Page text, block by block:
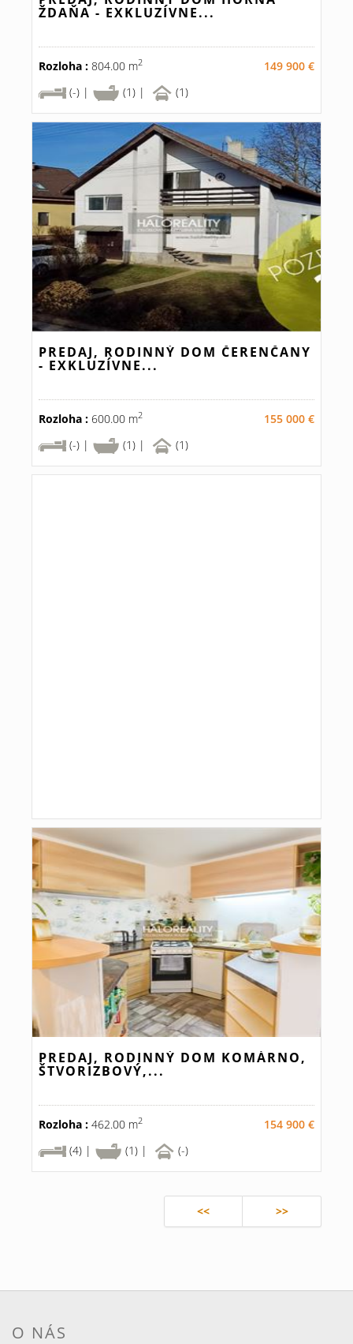
ŽDAŇA - EXKLUZÍVNE...
Rozloha : 804.00 m2
149 900 €
(-) |
(1) | (1)
PREDAJ, RODINNÝ DOM ČERENČANY
- EXKLUZÍVNE...
Rozloha : 600.00 m2
155 000 €
(-) |
(1) | (1)
PREDAJ, RODINNÝ DOM KOMÁRNO,
ŠTVORIZBOVÝ,...
Rozloha : 462.00 m2
154 900 €
(4) |
(1) | (-)
<< >>
O NÁS